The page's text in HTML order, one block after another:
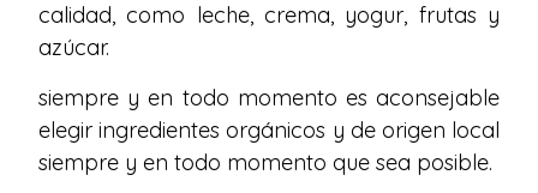
calidad, como leche, crema, yogur, frutas y
azúcar.
siempre y en todo momento es aconsejable
elegir ingredientes orgánicos y de origen local
siempre y en todo momento que sea posible.